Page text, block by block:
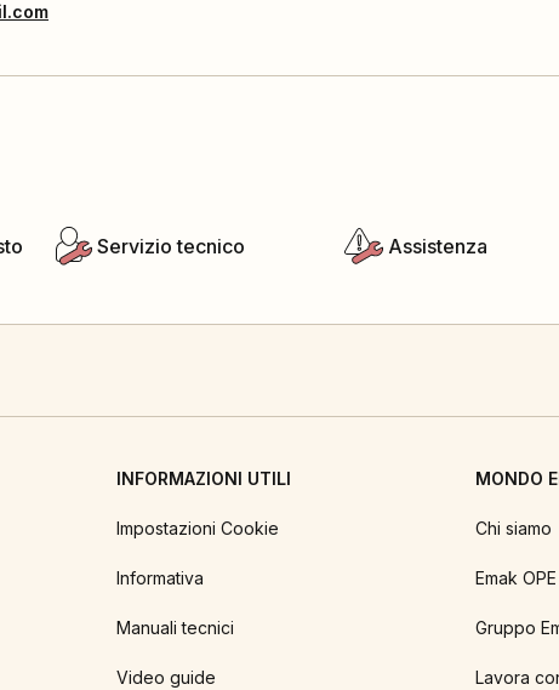
Servizio tecnico Assistenza
INFORMAZIONI UTILI
Impostazioni Cookie
Informativa
Manuali tecnici
Video guide
MONDO
Chi siamo
Emak OPE
Gruppo
Lavora